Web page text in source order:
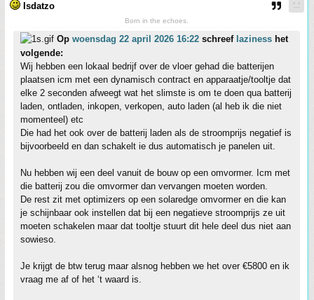
Isdatzo
Born in the echoes.
Op woensdag 22 april 2026 16:22 schreef laziness het
volgende:
Wij hebben een lokaal bedrijf over de vloer gehad die batterijen
plaatsen icm met een dynamisch contract en apparaatje/tooltje dat
elke 2 seconden afweegt wat het slimste is om te doen qua batterij
laden, ontladen, inkopen, verkopen, auto laden (al heb ik die niet
momenteel) etc
Die had het ook over de batterij laden als de stroomprijs negatief is
bijvoorbeeld en dan schakelt ie dus automatisch je panelen uit.
Nu hebben wij een deel vanuit de bouw op een omvormer. Icm met
die batterij zou die omvormer dan vervangen moeten worden.
De rest zit met optimizers op een solaredge omvormer en die kan
je schijnbaar ook instellen dat bij een negatieve stroomprijs ze uit
moeten schakelen maar dat tooltje stuurt dit hele deel dus niet aan
sowieso.
Je krijgt de btw terug maar alsnog hebben we het over €5800 en ik
vraag me af of het ‘t waard is.